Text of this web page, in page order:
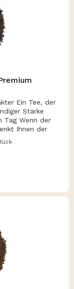
Ein Tee, der
Stärke
Tag Wenn der
Ihnen der